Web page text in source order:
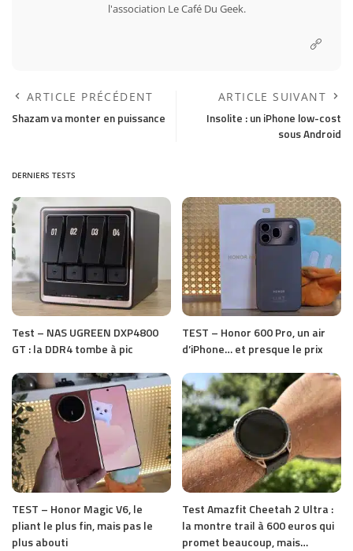
l'association Le Café Du Geek.
ARTICLE PRÉCÉDENT
Shazam va monter en puissance
ARTICLE SUIVANT
Insolite : un iPhone low-cost
sous Android
DERNIERS TESTS
Test – NAS UGREEN DXP4800
GT : la DDR4 tombe à pic
TEST – Honor 600 Pro, un air
d’iPhone… et presque le prix
TEST – Honor Magic V6, le
pliant le plus fin, mais pas le
plus abouti
Test Amazfit Cheetah 2 Ultra :
la montre trail à 600 euros qui
promet beaucoup, mais…